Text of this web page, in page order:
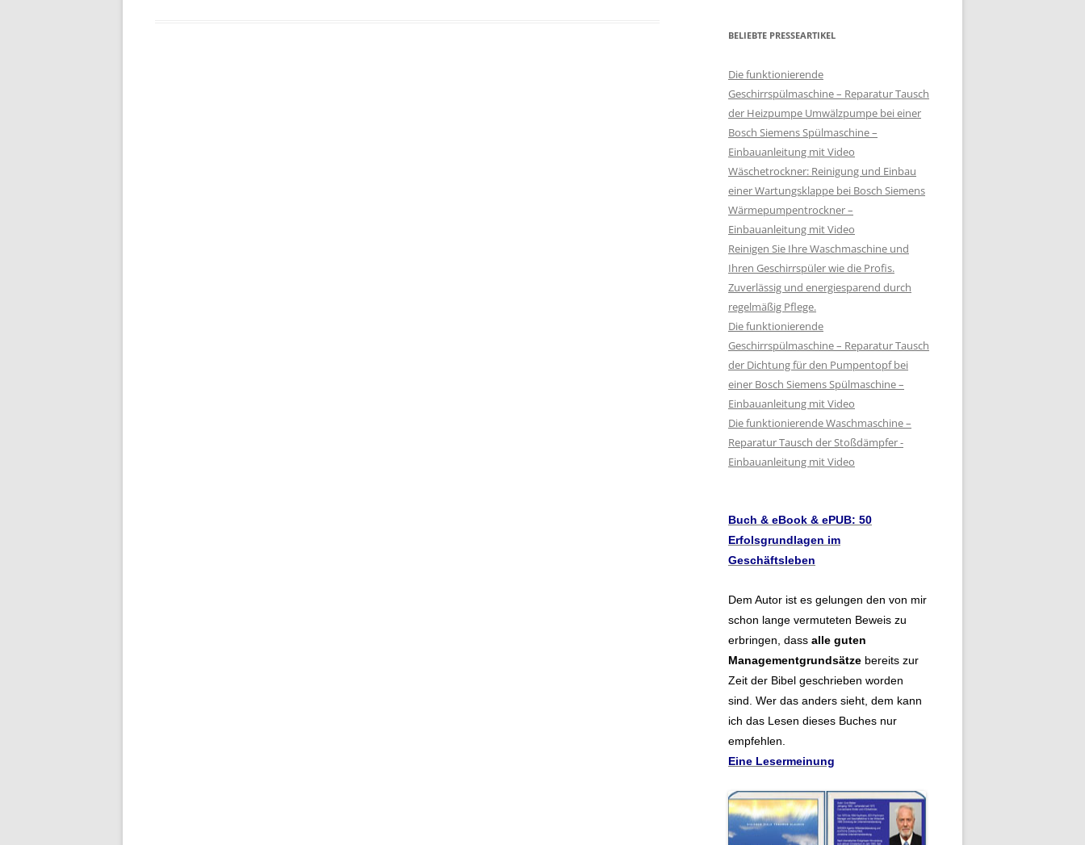
BELIEBTE PRESSEARTIKEL
Die funktionierende
Geschirrspülmaschine – Reparatur Tausch
der Heizpumpe Umwälzpumpe bei einer
Bosch Siemens Spülmaschine –
Einbauanleitung mit Video
Wäschetrockner: Reinigung und Einbau
einer Wartungsklappe bei Bosch Siemens
Wärmepumpentrockner –
Einbauanleitung mit Video
Reinigen Sie Ihre Waschmaschine und
Ihren Geschirrspüler wie die Profis.
Zuverlässig und energiesparend durch
regelmäßig Pflege.
Die funktionierende
Geschirrspülmaschine – Reparatur Tausch
der Dichtung für den Pumpentopf bei
einer Bosch Siemens Spülmaschine –
Einbauanleitung mit Video
Die funktionierende Waschmaschine –
Reparatur Tausch der Stoßdämpfer -
Einbauanleitung mit Video
Buch & eBook & ePUB: 50
Erfolsgrundlagen im
Geschäftsleben
Dem Autor ist es gelungen den von mir
schon lange vermuteten Beweis zu
erbringen, dass alle guten
Managementgrundsätze bereits zur
Zeit der Bibel geschrieben worden
sind. Wer das anders sieht, dem kann
ich das Lesen dieses Buches nur
empfehlen.
Eine Lesermeinung